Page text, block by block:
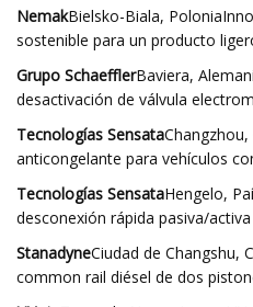
NemakBielsko-Biala,
sostenible para un producto
Grupo SchaefflerBaviera,
desactivación de válvula
Tecnologías Sensata
anticongelante para vehículos
Tecnologías SensataHengelo,
desconexión rápida pasiva/
StanadyneCiudad de Changshu,
common rail diésel de dos